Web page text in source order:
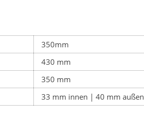
350mm
430 mm
350 mm
33 mm innen | 40 mm außen